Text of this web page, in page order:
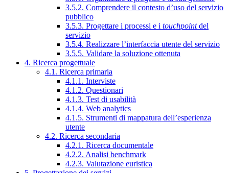
3.5.2. Comprendere il contesto d’uso del servizio
pubblico
3.5.3. Progettare i processi e i touchpointdel
servizio
3.5.4. Realizzare l’interfaccia utente del servizio
3.5.5. Validare la soluzione ottenuta
4. Ricerca progettuale
4.1. Ricerca primaria
4.1.1. Interviste
4.1.2. Questionari
4.1.3. Test di usabilità
4.1.4. Web analytics
4.1.5. Strumenti di mappatura dell’esperienza
utente
4.2. Ricerca secondaria
4.2.1. Ricerca documentale
4.2.2. Analisi benchmark
4.2.3. Valutazione euristica